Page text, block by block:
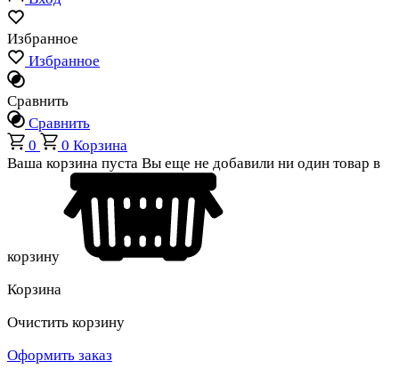
Избранное
Избранное
Сравнить
Сравнить
0
0 Корзина
Ваша корзина пуста Вы еще не добавили ни один товар в
корзину
Корзина
Очистить корзину
Оформить заказ